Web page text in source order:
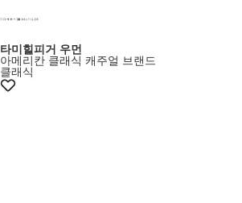
타미힐피거 우먼
아메리칸 클래식 캐주얼 브랜드
클래식